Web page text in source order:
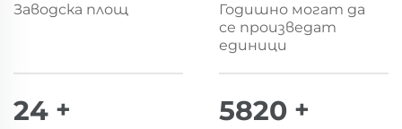
Заводска площ
Годишно могат да
се произведат
единици
25 + 6000 +